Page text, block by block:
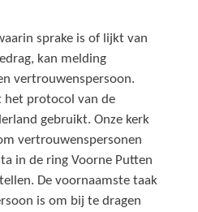
sprake is of lijkt van
kan melding
vertrouwenspersoon.
het protocol van de
gebruikt. Onze kerk
vertrouwenspersonen
in de ring Voorne Putten
De voornaamste taak
is om bij te dragen